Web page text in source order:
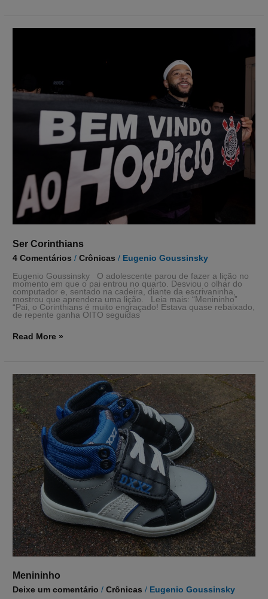
Ser Corinthians
4 Comentários /Crônicas / Eugenio Goussinsky
Eugenio Goussinsky O adolescente parou de fazer a lição no
momento em que o pai entrou no quarto. Desviou o olhar do
computador e, sentado na cadeira, diante da escrivaninha,
mostrou que aprendera uma lição. Leia mais: “Menininho”
“Pai, o Corinthians é muito engraçado! Estava quase rebaixado,
de repente ganha OITO seguidas
Read More »
Menininho
Deixe um comentário /Crônicas / Eugenio Goussinsky
Menininho